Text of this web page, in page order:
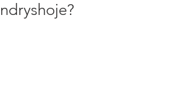
ndryshoje?